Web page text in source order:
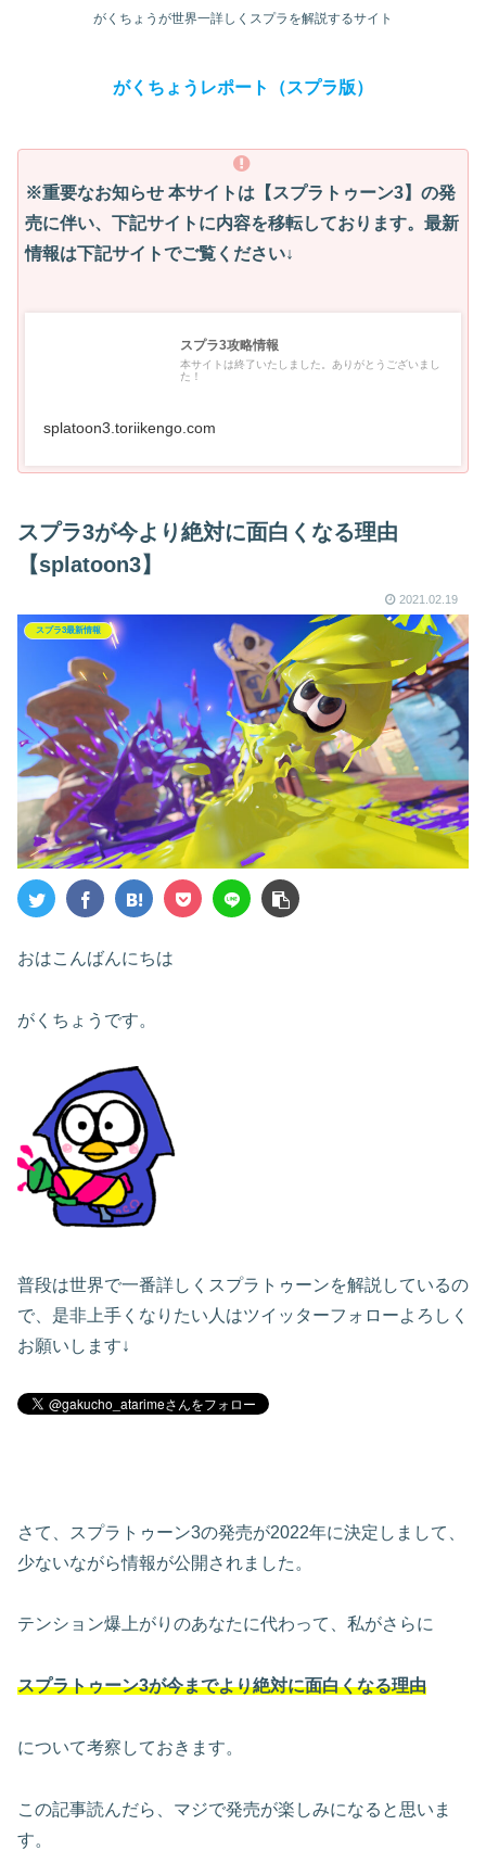
がくちょうが世界一詳しくスプラを解説するサイト
がくちょうレポート（スプラ版）
※重要なお知らせ 本サイトは【スプラトゥーン3】の発
売に伴い、下記サイトに内容を移転しております。最新
情報は下記サイトでご覧ください↓
スプラ3攻略情報
本サイトは終了いたしました。ありがとうございまし
た！
splatoon3.toriikengo.com
スプラ3が今より絶対に面白くなる理由
【splatoon3】
2021.02.19
スプラ3最新情報
おはこんばんにちは
がくちょうです。
普段は世界で一番詳しくスプラトゥーンを解説しているの
で、是非上手くなりたい人はツイッターフォローよろしく
お願いします↓
さて、スプラトゥーン3の発売が2022年に決定しまして、
少ないながら情報が公開されました。
テンション爆上がりのあなたに代わって、私がさらに
スプラトゥーン3が今までより絶対に面白くなる理由
について考察しておきます。
この記事読んだら、マジで発売が楽しみになると思いま
す。